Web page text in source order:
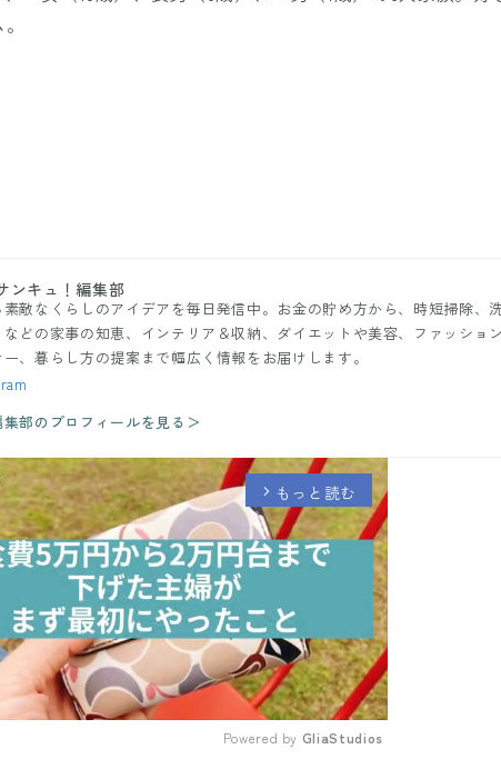
ンキュ！編集部
敵なくらしのアイデアを毎日発信中。お金の貯め方から、時短掃除、
どの家事の知恵、インテリア＆収納、ダイエットや美容、ファッション
、暮らし方の提案まで幅広く情報をお届けします。
部のプロフィールを見る＞
arrow_forward_ios もっと読む
Powered by GliaStudios